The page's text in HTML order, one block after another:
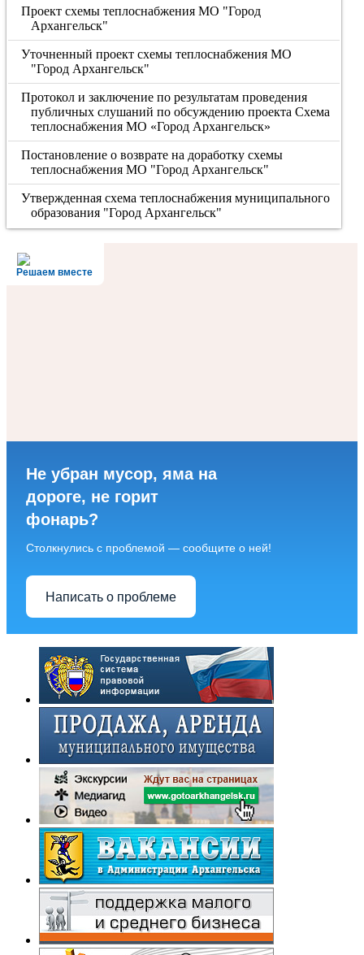
Проект схемы теплоснабжения МО "Город
Архангельск"
Уточненный проект схемы теплоснабжения МО
"Город Архангельск"
Протокол и заключение по результатам проведения
публичных слушаний по обсуждению проекта Схема
теплоснабжения МО «Город Архангельск»
Постановление о возврате на доработку схемы
теплоснабжения МО "Город Архангельск"
Утвержденная схема теплоснабжения муниципального
образования "Город Архангельск"
Решаем вместе
Не убран мусор, яма на
дороге, не горит
фонарь?
Столкнулись с проблемой — сообщите о ней!
Написать о проблеме